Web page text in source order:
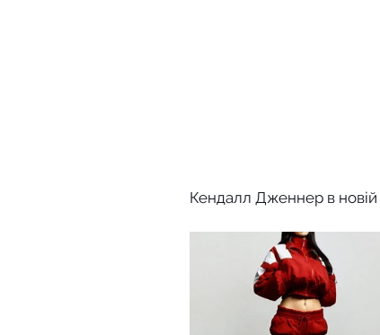
Кендалл Дженнер в новій